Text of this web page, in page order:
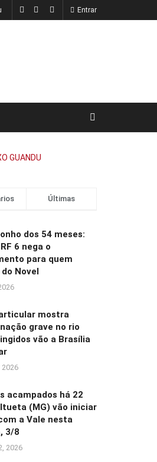
Entrar
Últimas
dos 54 meses:
6 nega o
para quem
Novel
mostra
grave no rio
vão a Brasília
2026
acampados há 22
(MG) vão iniciar
a Vale nesta
3/8
2026